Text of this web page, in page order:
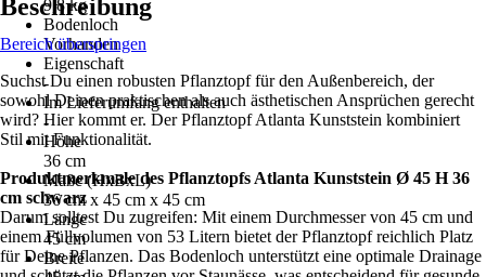
9,8 kg
Bodenloch
Vorhanden
Eigenschaft
-
Im Lieferumfang enthalten
-
Höhe
36 cm
Maße (HxBxL)
36 cm x 45 cm x 45 cm
Länge
45 cm
Breite
Beschreibung
Bereich überspringen
Suchst Du einen robusten Pflanztopf für den Außenbereich, der
sowohl Deinen praktischen als auch ästhetischen Ansprüchen gerecht
wird? Hier kommt er. Der Pflanztopf Atlanta Kunststein kombiniert
Stil mit Funktionalität.
Produktmerkmale des Pflanztopfs Atlanta Kunststein Ø 45 H 36
cm schwarz
Darum solltest Du zugreifen: Mit einem Durchmesser von 45 cm und
einem Füllvolumen von 53 Litern bietet der Pflanztopf reichlich Platz
für Deine Pflanzen. Das Bodenloch unterstützt eine optimale Drainage